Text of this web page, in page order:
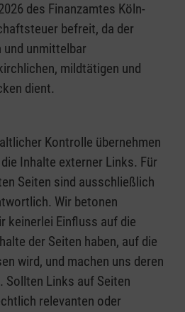
des Finanzamtes Köln-
befreit, da der
unmittelbar
mildtätigen und
dient.
Kontrolle übernehmen
Inhalte externer Links. Für
Seiten sind ausschließlich
Wir betonen
keinerlei Einfluss auf die
der Seiten haben, auf die
wird, und machen uns deren
Sollten Links auf Seiten
relevanten oder